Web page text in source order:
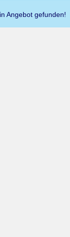
Angebot gefunden!